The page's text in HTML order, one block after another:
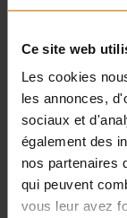
Ce site web
Les cookies
les annonces,
sociaux et
également des
nos partenaires
qui peuvent
vous leur avez